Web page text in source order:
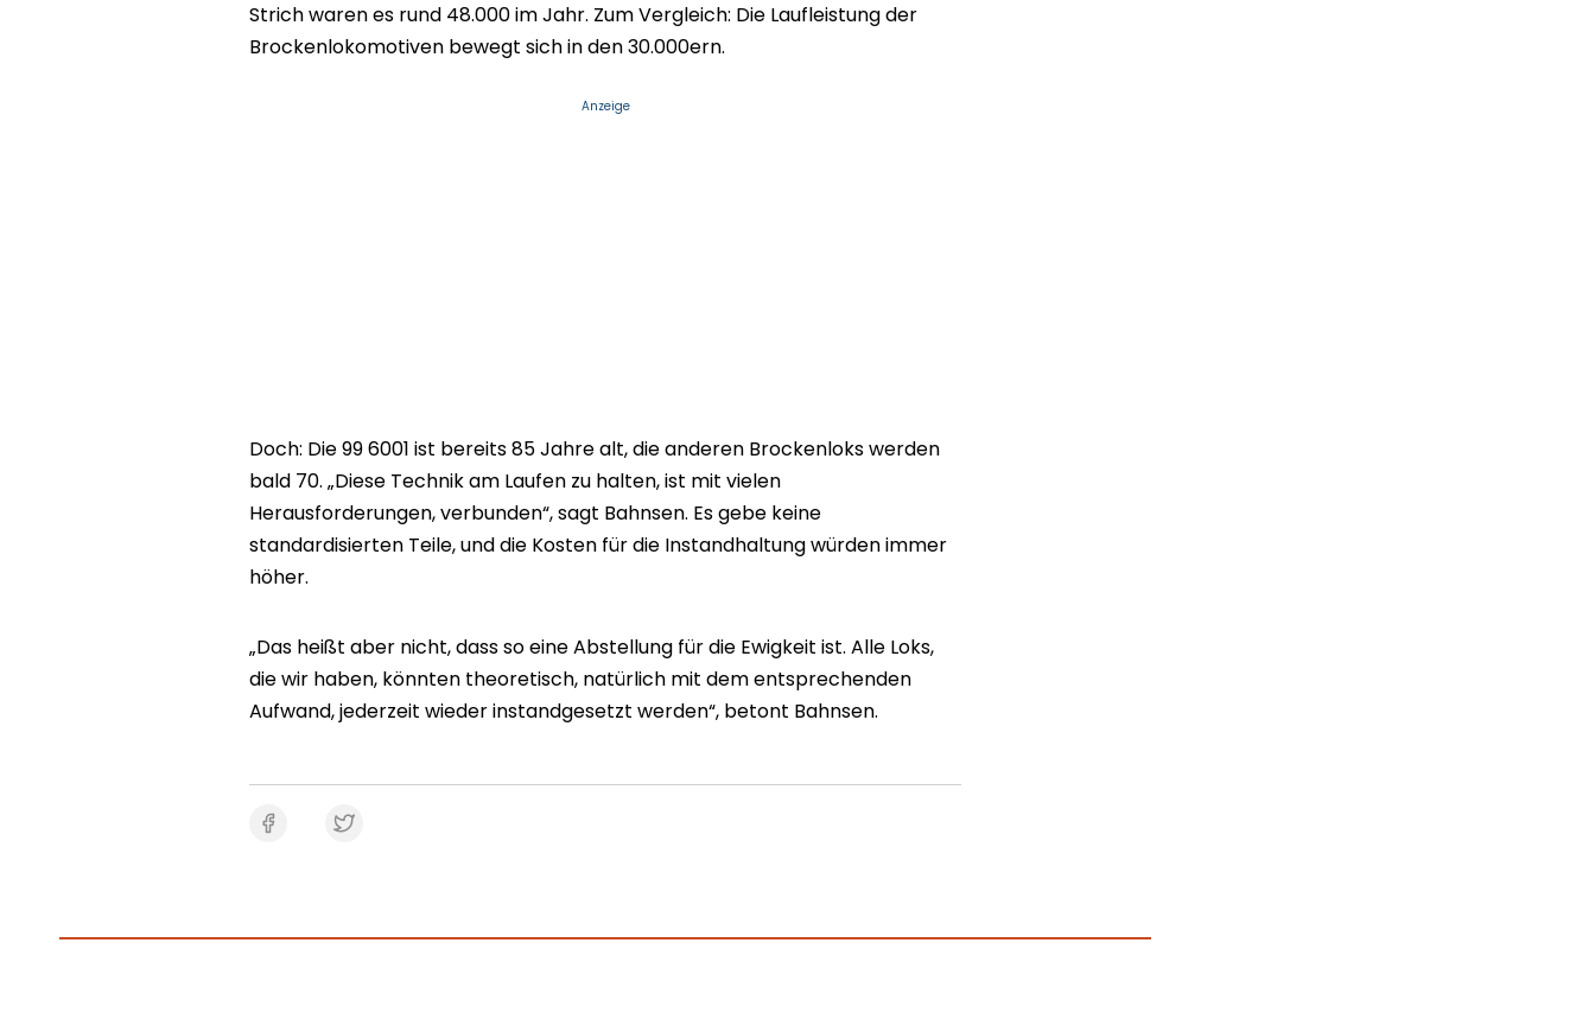
Strich waren es rund 48.000 im Jahr. Zum Vergleich: Die Laufleistung der
Brockenlokomotiven bewegt sich in den 30.000ern.
Anzeige
Doch: Die 99 6001 ist bereits 85 Jahre alt, die anderen Brockenloks werden
bald 70. „Diese Technik am Laufen zu halten, ist mit vielen
Herausforderungen, verbunden“, sagt Bahnsen. Es gebe keine
standardisierten Teile, und die Kosten für die Instandhaltung würden immer
höher.
„Das heißt aber nicht, dass so eine Abstellung für die Ewigkeit ist. Alle Loks,
die wir haben, könnten theoretisch, natürlich mit dem entsprechenden
Aufwand, jederzeit wieder instandgesetzt werden“, betont Bahnsen.